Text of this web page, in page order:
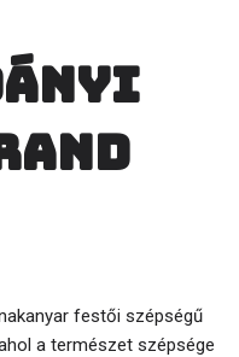
festői szépségű
a természet szépsége